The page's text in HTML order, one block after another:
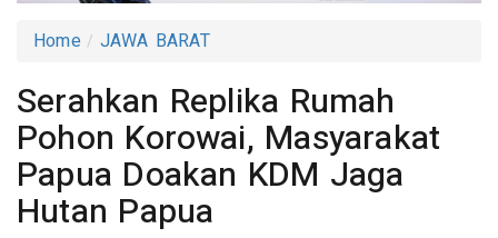
Home JAWA BARAT
Serahkan Replika Rumah
Pohon Korowai, Masyarakat
Papua Doakan KDM Jaga
Hutan Papua